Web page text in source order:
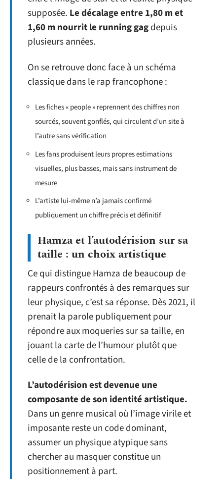
supposée. Le décalage entre 1,80 m et
1,60 m nourrit le running gagdepuis
plusieurs années.
On se retrouve donc face à un schéma
classique dans le rap francophone :
Les fiches « people » reprennent des chiffres non
sourcés, souvent gonflés, qui circulent d’un site à
l’autre sans vérification
Les fans produisent leurs propres estimations
visuelles, plus basses, mais sans instrument de
mesure
L’artiste lui-même n’a jamais confirmé
publiquement un chiffre précis et définitif
Hamza et l’autodérision sur sa
taille : un choix artistique
Ce qui distingue Hamza de beaucoup de
rappeurs confrontés à des remarques sur
leur physique, c’est sa réponse. Dès 2021, il
prenait la parole publiquement pour
répondre aux moqueries sur sa taille, en
jouant la carte de l’humour plutôt que
celle de la confrontation.
L’autodérision est devenue une
composante de son identité artistique.
Dans un genre musical où l’image virile et
imposante reste un code dominant,
assumer un physique atypique sans
chercher au masquer constitue un
positionnement à part.